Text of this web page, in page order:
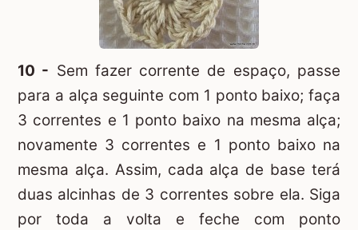
10 - Sem fazer corrente de espaço, passe
para a alça seguinte com 1 ponto baixo; faça
3 correntes e 1 ponto baixo na mesma alça;
novamente 3 correntes e 1 ponto baixo na
mesma alça. Assim, cada alça de base terá
duas alcinhas de 3 correntes sobre ela. Siga
por toda a volta e feche com ponto